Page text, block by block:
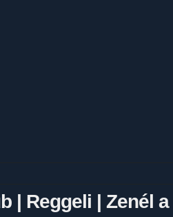
| Reggeli | Zenél